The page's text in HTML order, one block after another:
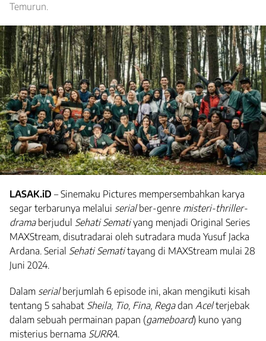
Temurun.
LASAK.iD – Sinemaku Pictures mempersembahkan karya
segar terbarunya melalui serialber-genre misteri-thriller-
dramaberjudul Sehati Sematiyang menjadi Original Series
MAXStream, disutradarai oleh sutradara muda Yusuf Jacka
Ardana. Serial Sehati Sematitayang di MAXStream mulai 28
Juni 2024.
Dalam serialberjumlah 6 episode ini, akan mengikuti kisah
tentang 5 sahabat Sheila, Tio, Fina, Regadan Acelterjebak
dalam sebuah permainan papan (gameboard) kuno yang
misterius bernama SURRA.